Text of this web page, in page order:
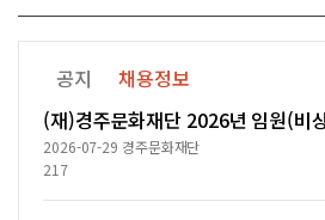
공지
채용정보
(재)경주문화재단 2026년 임원(비
2026-07-29 경주문화재단
217